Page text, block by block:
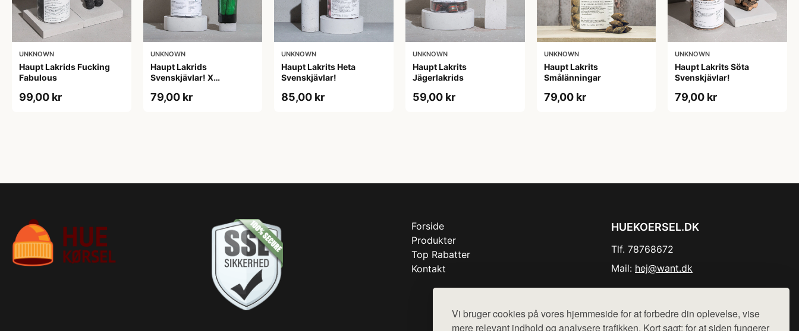
Vi bruger cookies på vores hjemmeside for at forbedre din oplevelse, vise
mere relevant indhold og analysere trafikken. Kort sagt: for at siden fungerer
UNKNOWN
Haupt Lakrids Fucking
Fabulous
99,00 kr
UNKNOWN
Haupt Lakrids
Svenskjävlar! X
79,00 kr
UNKNOWN
Haupt Lakrits Heta
Svenskjävlar!
85,00 kr
UNKNOWN
Haupt Lakrits
Jägerlakrids
59,00 kr
UNKNOWN
Haupt Lakrits
Smålänningar​
79,00 kr
UNKNOWN
Haupt Lakrits Söta
Svenskjävlar!
79,00 kr
Forside
Produkter
Top Rabatter
Kontakt
HUEKOERSEL.DK
Tlf. 78768672
Mail: hej@want.dk